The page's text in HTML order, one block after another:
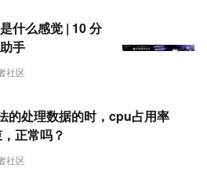
社区
什么感觉 | 10 分
手
社区
的处理数据的时，cpu占用率
正常吗？